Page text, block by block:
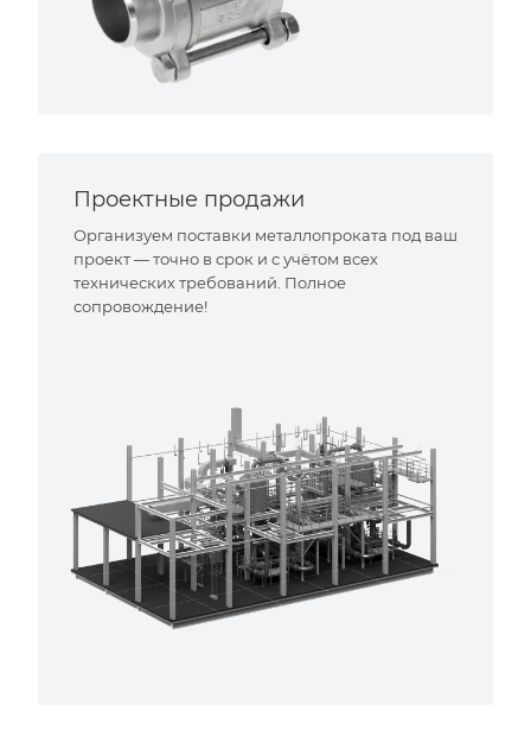
Проектные продажи
Организуем поставки металлопроката под ваш
проект — точно в срок и с учётом всех
технических требований. Полное
сопровождение!